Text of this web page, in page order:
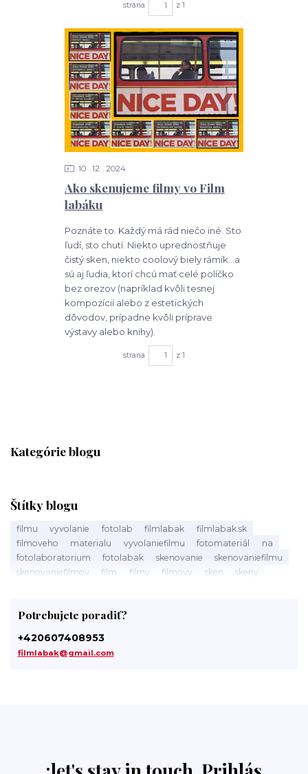
Kategórie blogu
Štítky blogu
filmu vyvolanie fotolab filmlabak
filmlabak.sk
filmoveho
materialu vyvolaniefilmu fotomateriál
na
fotolaboratorium
fotolabak skenovanie
skenovaniefilmu
skenovaniefilmov
film filmy filmovy sken
skeny
svetlocitlivý
slovensku
fotosluzba
digitalizacia
digitalizaciafilmov
material
Potrebujete poradiť?
+420607408953
filmlabak@gmail.com
strana z 1
Ako skenujeme filmy vo Film
labáku
10 12 2024
Poznáte to. Každý má rád niečo iné. Sto
ľudí, sto chutí. Niekto uprednostňuje
čistý sken, niekto coolový biely rámik...a
sú aj ľudia, ktorí chcú mať celé políčko
bez orezov (napríklad kvôli tesnej
kompozícií alebo z estetických
dôvodov, prípadne kvôli príprave
výstavy alebo knihy).
strana z 1